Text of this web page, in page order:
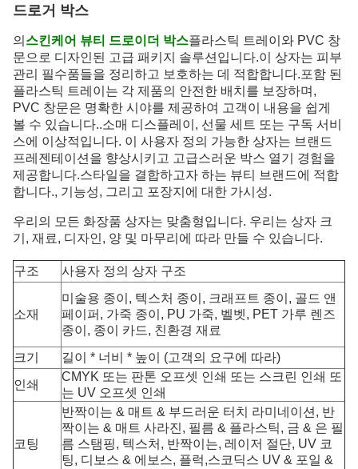
드로거 박스
의 스킨케어 뷰티 드로이더 박스플라스틱 트레이와 PVC 창
문으로 디자인된 고급 패키지 솔루션입니다.이 상자는 피부
관리 필수품들을 정리하고 보호하는 데 적합합니다.포함 된
플라스틱 트레이는 각 제품의 안전한 배치를 보장하며,
PVC 창문은 명확한 시야를 제공하여 고객이 내용을 쉽게
볼 수 있습니다..소매 디스플레이, 선물 세트 또는 구독 서비
스에 이상적입니다. 이 사용자 정의 가능한 상자는 브랜드
프레젠테이션을 향상시키고 고급스러운 박스 열기 경험을
제공합니다.스타일을 결합하고자 하는 뷰티 브랜드에 적합
합니다., 기능성, 그리고 포장지에 대한 가시성.
우리의 모든 화장품 상자는 맞춤형입니다. 우리는 상자 크
기, 재료, 디자인, 양 및 마무리에 따라 만들 수 있습니다.
구조 사용자 정의 상자 구조
소재
미술용 종이, 텍스처 종이, 크래프트 종이, 골드 앤
페이퍼, 가죽 종이, PU 가죽, 벨벳, PET 가루 렌즈
종이, 종이 카드, 친환경 재료
크기
길이 * 너비 * 높이 (고객의 요구에 따라)
인쇄
CMYK 또는 판톤 오프셋 인쇄 또는 스크린 인쇄 또
는 UV 오프셋 인쇄
코팅
반짝이는 & 매트 & 부드러운 터치 라미네이션, 반
짝이는 & 매트 사라진, 필름 & 플라스틱, 금 & 은 필
름 스탬핑, 텍스처, 반짝이는, 레이저 절단, UV 코
팅, 디보스 & 에보스, 플럭,스코딕스 UV & 포일 &